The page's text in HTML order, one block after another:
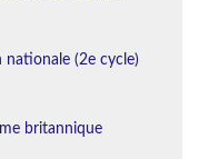
(2e cycle)
britannique